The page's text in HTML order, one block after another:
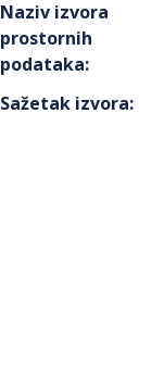
Naziv izvora
prostornih
podataka:
Sažetak izvora: